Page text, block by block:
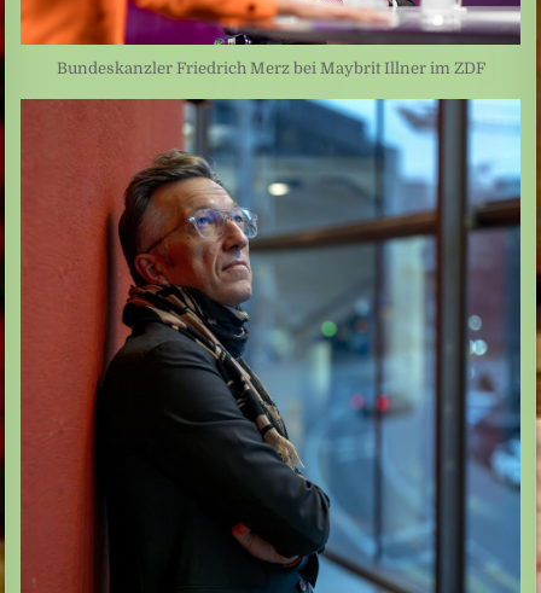
Bundeskanzler Friedrich Merz bei Maybrit Illner im ZDF